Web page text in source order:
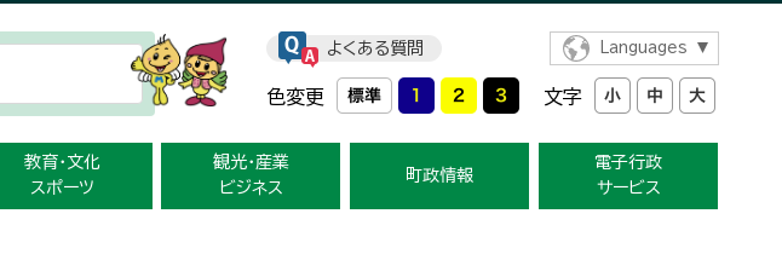
よくある質問 Languages
色変更 文字
教育・文化
スポーツ
観光・産業
ビジネス
町政情報
電子行政
サービス